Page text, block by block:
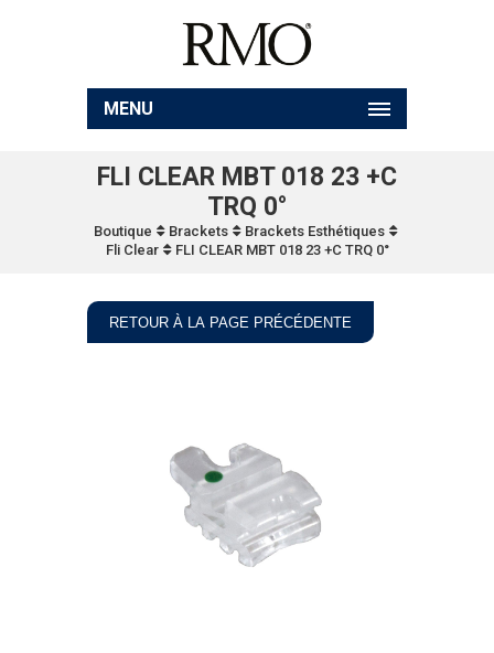
MENU
FLI CLEAR MBT 018 23 +C
TRQ 0°
Boutique Brackets
Brackets Esthétiques
Fli Clear
FLI CLEAR MBT 018 23 +C TRQ 0°
RETOUR À LA PAGE PRÉCÉDENTE